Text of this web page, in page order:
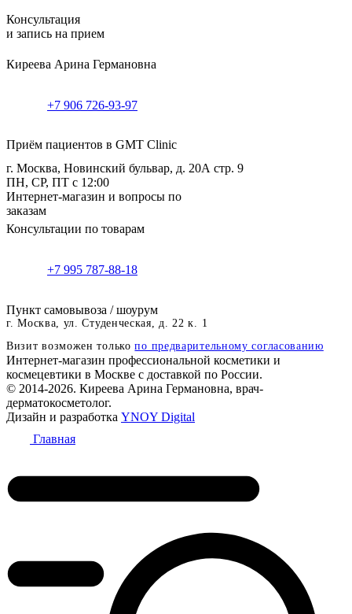
Консультация
и запись на прием
Киреева Арина Германовна
+7 906 726-93-97
Приём пациентов в GMT Clinic
г. Москва, Новинский бульвар, д. 20А стр. 9
ПН, СР, ПТ с 12:00
Интернет-магазин и вопросы по
заказам
Консультации по товарам
+7 995 787-88-18
Пункт самовывоза / шоурум
г. Москва, ул. Студенческая, д. 22 к. 1
Визит возможен толькопо предварительному согласованию
Интернет-магазин профессиональной косметики и
космецевтики в Москве с доставкой по России.
© 2014-2026. Киреева Арина Германовна, врач-
дерматокосметолог.
Дизайн и разработка YNOY Digital
Главная